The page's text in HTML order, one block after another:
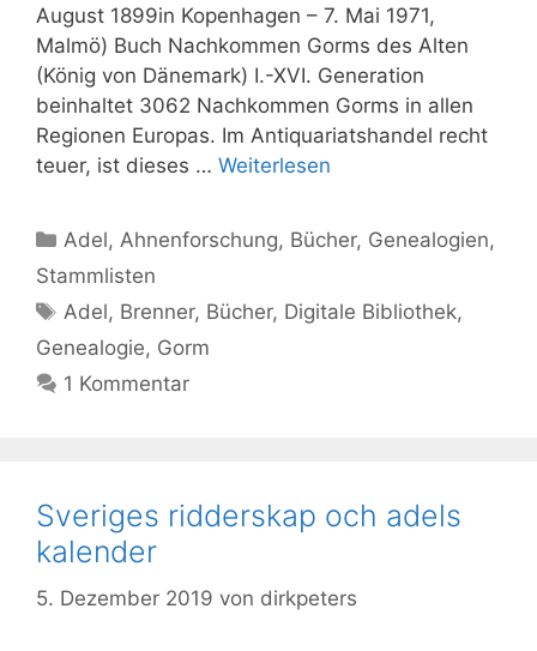
August 1899in Kopenhagen – 7. Mai 1971,
Malmö) Buch Nachkommen Gorms des Alten
(König von Dänemark) I.-XVI. Generation
beinhaltet 3062 Nachkommen Gorms in allen
Regionen Europas. Im Antiquariatshandel recht
teuer, ist dieses … Weiterlesen
Kategorien
Adel,Ahnenforschung, Bücher, Genealogien,
Stammlisten
Schlagwörter
Adel, Brenner, Bücher, Digitale Bibliothek,
Genealogie, Gorm
1 Kommentar
Sveriges ridderskap och adels
kalender
5. Dezember 2019 von dirkpeters